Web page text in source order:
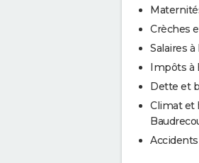
Crèches
Salaires
Impôts à
Dette et
Climat et